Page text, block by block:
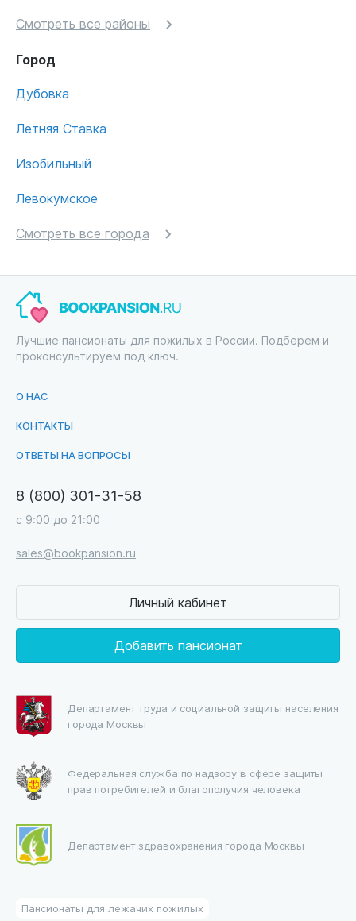
Смотреть все районы
Город
Дубовка
Летняя Ставка
Изобильный
Левокумское
Смотреть все города
Лучшие пансионаты для пожилых в России. Подберем и
проконсультируем под ключ.
О НАС
КОНТАКТЫ
ОТВЕТЫ НА ВОПРОСЫ
8 (800) 301-31-58
с 9:00 до 21:00
sales@bookpansion.ru
Личный кабинет
Добавить пансионат
Департамент труда и социальной защиты населения
города Москвы
Федеральная служба по надзору в сфере защиты
прав потребителей и благополучия человека
Департамент здравохранения города Москвы
Пансионаты для лежачих пожилых